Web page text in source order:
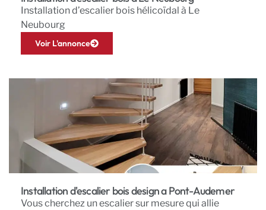
Installation d’escalier bois hélicoïdal à Le
Neubourg
Voir L'annonce
Installation d'escalier bois design a Pont-Audemer
Vous cherchez un escalier sur mesure qui allie